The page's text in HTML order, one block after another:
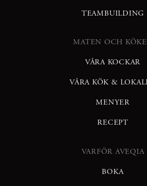
TEAMBUILDING
MATEN OCH
VÅRA KOCKAR
VÅRA KÖK &
MENYER
RECEPT
VARFÖR AVEQIA
BOKA